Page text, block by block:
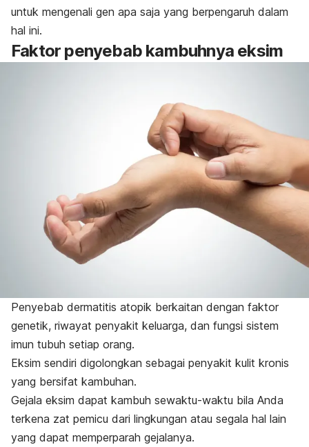
untuk mengenali gen apa saja yang berpengaruh dalam
hal ini.
Faktor penyebab kambuhnya eksim
Penyebab dermatitis atopik berkaitan dengan faktor
genetik, riwayat penyakit keluarga, dan fungsi sistem
imun tubuh setiap orang.
Eksim sendiri digolongkan sebagai penyakit kulit kronis
yang bersifat kambuhan.
Gejala eksim dapat kambuh sewaktu-waktu bila Anda
terkena zat pemicu dari lingkungan atau segala hal lain
yang dapat memperparah gejalanya.